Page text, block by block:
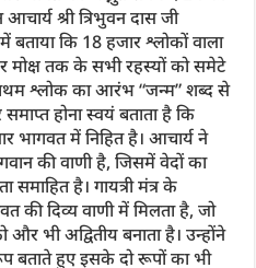
आचार्य श्री त्रिभुवन दास जी
कि 18 हजार श्लोकों वाला
मोक्ष तक के सभी रहस्यों को समेटे
श्लोक का आरंभ “जन्म” शब्द से
होना स्वयं बताता है कि
भागवत में निहित है। आचार्य ने
की वाणी है, जिसमें वेदों का
समाहित है। गायत्री मंत्र के
की दिव्य वाणी में मिलता है, जो
भी अद्वितीय बनाता है। उन्होंने
बताते हुए इसके दो रूपों का भी